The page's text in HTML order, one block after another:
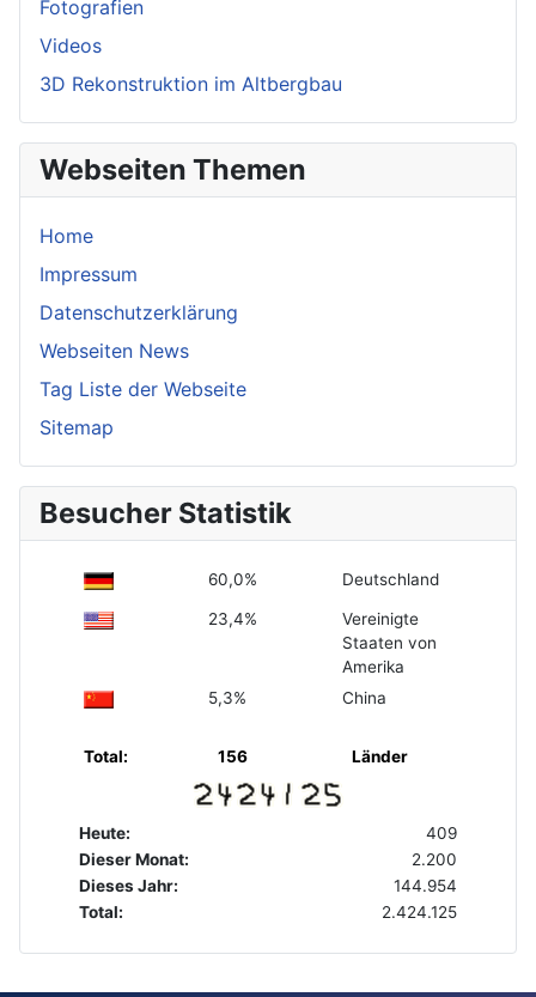
Fotografien
Videos
3D Rekonstruktion im Altbergbau
Webseiten Themen
Home
Impressum
Datenschutzerklärung
Webseiten News
Tag Liste der Webseite
Sitemap
Besucher Statistik
60,0% Deutschland
23,4%
Vereinigte
Staaten von
Amerika
5,3%
China
Total: 156 Länder
Heute:
409
Dieser Monat:
2.200
Dieses Jahr:
144.954
Total:
2.424.125